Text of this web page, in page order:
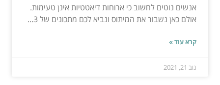
אנשים נוטים לחשוב כי ארוחות דיאטטיות אינן טעימות.
אולם כאן נשבור את המיתוס ונביא לכם מתכונים של 3...
קרא עוד »
נוב 21, 2021